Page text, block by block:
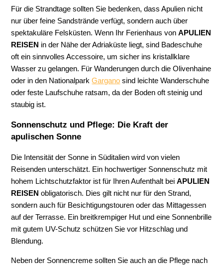
Für die Strandtage sollten Sie bedenken, dass Apulien nicht
nur über feine Sandstrände verfügt, sondern auch über
spektakuläre Felsküsten. Wenn Ihr Ferienhaus vonAPULIEN
REISEN in der Nähe der Adriaküste liegt, sind Badeschuhe
oft ein sinnvolles Accessoire, um sicher ins kristallklare
Wasser zu gelangen. Für Wanderungen durch die Olivenhaine
oder in den NationalparkGargano sind leichte Wanderschuhe
oder feste Laufschuhe ratsam, da der Boden oft steinig und
staubig ist.
Sonnenschutz und Pflege: Die Kraft der
apulischen Sonne
Die Intensität der Sonne in Süditalien wird von vielen
Reisenden unterschätzt. Ein hochwertiger Sonnenschutz mit
hohem Lichtschutzfaktor ist für Ihren Aufenthalt beiAPULIEN
REISEN obligatorisch. Dies gilt nicht nur für den Strand,
sondern auch für Besichtigungstouren oder das Mittagessen
auf der Terrasse. Ein breitkrempiger Hut und eine Sonnenbrille
mit gutem UV-Schutz schützen Sie vor Hitzschlag und
Blendung.
Neben der Sonnencreme sollten Sie auch an die Pflege nach